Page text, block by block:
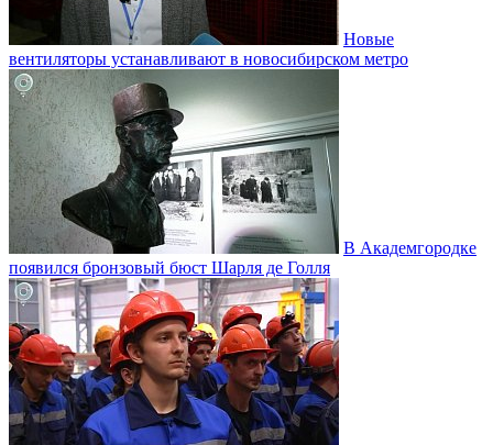
Новые
вентиляторы устанавливают в новосибирском метро
В Академгородке
появился бронзовый бюст Шарля де Голля